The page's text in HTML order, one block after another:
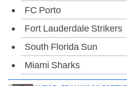
FC Porto
Fort Lauderdale Strikers
South Florida Sun
Miami Sharks